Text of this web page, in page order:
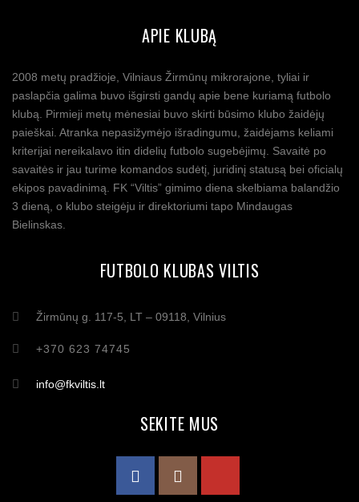
APIE KLUBĄ
2008 metų pradžioje, Vilniaus Žirmūnų mikrorajone, tyliai ir
paslapčia galima buvo išgirsti gandų apie bene kuriamą futbolo
klubą. Pirmieji metų mėnesiai buvo skirti būsimo klubo žaidėjų
paieškai. Atranka nepasižymėjo išradingumu, žaidėjams keliami
kriterijai nereikalavo itin didelių futbolo sugebėjimų. Savaitė po
savaitės ir jau turime komandos sudėtį, juridinį statusą bei oficialų
ekipos pavadinimą. FK “Viltis” gimimo diena skelbiama balandžio
3 dieną, o klubo steigėju ir direktoriumi tapo Mindaugas
Bielinskas.
FUTBOLO KLUBAS VILTIS
Žirmūnų g. 117-5, LT – 09118, Vilnius
+370 623 74745
info@fkviltis.lt
SEKITE MUS